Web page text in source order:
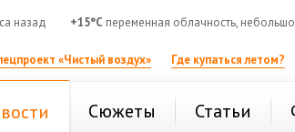
назад +15°C переменная облачность,
«Чистый воздух» Где купаться летом?
Сюжеты Статьи